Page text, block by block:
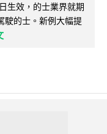
生效，的士業界就期
駛的士。新例大幅提